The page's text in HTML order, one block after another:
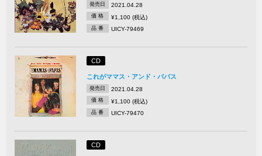
発売日 2021.04.28
価 格 ¥1,100 (税込)
品 番 UICY-79469
CD
これがママス・アンド・パパス
発売日 2021.04.28
価 格 ¥1,100 (税込)
品 番 UICY-79470
CD